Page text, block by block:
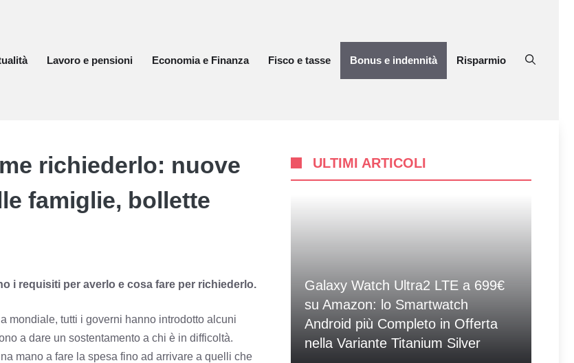
Lavoro e pensioni Economia e Finanza Fisco e tasse Bonus e indennità Risparmio
richiederlo: nuove
famiglie, bollette
i requisiti per averlo e cosa fare per richiederlo.
mondiale, tutti i governi hanno introdotto alcuni
a dare un sostentamento a chi è in difficoltà.
mano a fare la spesa fino ad arrivare a quelli che
ULTIMI ARTICOLI
Galaxy Watch Ultra2 LTE a 699€
su Amazon: lo Smartwatch
Android più Completo in Offerta
nella Variante Titanium Silver